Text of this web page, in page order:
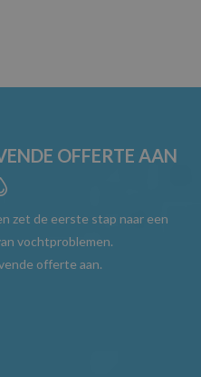
OFFERTE AAN
zet de eerste stap naar een
vochtproblemen.
offerte aan.